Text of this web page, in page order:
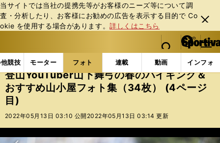
当サイトでは当社の提携先等がお客様のニーズ等について調
査・分析したり、お客様にお勧めの広告を表⽰する⽬的で Co
okie を使⽤する場合があります。詳しくはこちら
閉じ
る
web Sportiva (webスポルティーバ)
検索
マイペ
ー
ジ
メニュ
競技 モーター フォト 連載 動画 インフォ
b
ス
ポ
ル
テ
ー
バ
フォトギャラリー 登山YouTuber山下舞弓の春のハイ
登山YouTuber山下舞弓の春のハイキング＆
おすすめ山小屋フォト集（34枚） (4ページ
目)
2022年05月13日 03:10 公開 2022年05月13日 03:14 更新